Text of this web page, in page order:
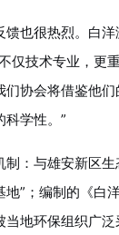
馈也很热烈。白
仅技术专业，更
们协会将借鉴他
科学性。”
制：与雄安新区
地”；编制的《白
地环保组织广